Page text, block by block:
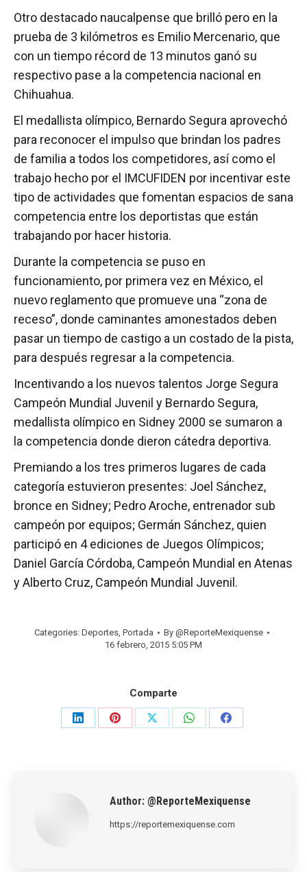
Otro destacado naucalpense que brilló pero en la
prueba de 3 kilómetros es Emilio Mercenario, que
con un tiempo récord de 13 minutos ganó su
respectivo pase a la competencia nacional en
Chihuahua.
El medallista olímpico, Bernardo Segura aprovechó
para reconocer el impulso que brindan los padres
de familia a todos los competidores, así como el
trabajo hecho por el IMCUFIDEN por incentivar este
tipo de actividades que fomentan espacios de sana
competencia entre los deportistas que están
trabajando por hacer historia.
Durante la competencia se puso en
funcionamiento, por primera vez en México, el
nuevo reglamento que promueve una “zona de
receso”, donde caminantes amonestados deben
pasar un tiempo de castigo a un costado de la pista,
para después regresar a la competencia.
Incentivando a los nuevos talentos Jorge Segura
Campeón Mundial Juvenil y Bernardo Segura,
medallista olímpico en Sidney 2000 se sumaron a
la competencia donde dieron cátedra deportiva.
Premiando a los tres primeros lugares de cada
categoría estuvieron presentes: Joel Sánchez,
bronce en Sidney; Pedro Aroche, entrenador sub
campeón por equipos; Germán Sánchez, quien
participó en 4 ediciones de Juegos Olímpicos;
Daniel García Córdoba, Campeón Mundial en Atenas
y Alberto Cruz, Campeón Mundial Juvenil.
Categories: Deportes, Portada By @ReporteMexiquense
16 febrero, 2015 5:05 PM
Comparte
Share
Share
Share
Share
Share
Author: @ReporteMexiquense
https://reportemexiquense.com